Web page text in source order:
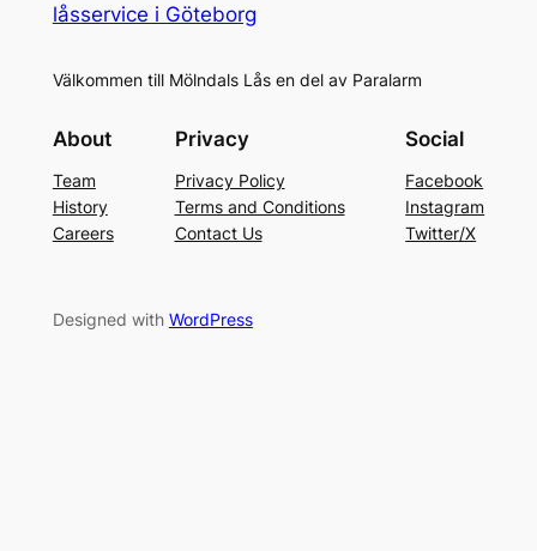
låsservice i Göteborg
Välkommen till Mölndals Lås en del av Paralarm
About
Team
History
Careers
Privacy
Privacy Policy
Terms and Conditions
Contact Us
Social
Facebook
Instagram
Twitter/X
Designed with WordPress